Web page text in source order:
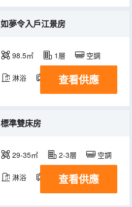
如夢令入戶江景房
98.5㎡ 1層 空調
淋浴 電視機
查看供應
標準雙床房
29-35㎡ 2-3層 空調
淋浴 電視機
查看供應